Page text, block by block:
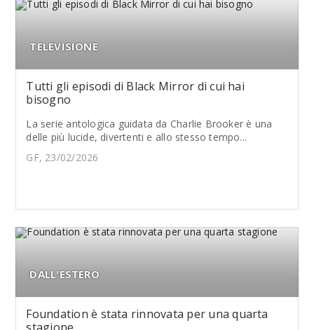
TELEVISIONE
Tutti gli episodi di Black Mirror di cui hai
bisogno
La serie antologica guidata da Charlie Brooker è una
delle più lucide, divertenti e allo stesso tempo...
GF, 23/02/2026
DALL'ESTERO
Foundation è stata rinnovata per una quarta